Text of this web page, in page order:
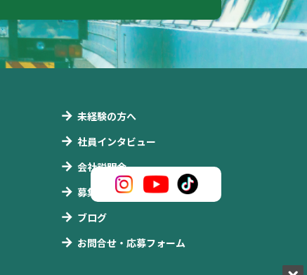
未経験の方へ
社員インタビュー
会社説明会
募集要項
ブログ
お問合せ・応募フォーム